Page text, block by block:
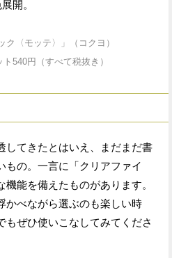
開。
〈モッテ〉」（コクヨ）
540円（すべて税抜き）
してきたとはいえ、まだまだ書
もの。一言に「クリアファイ
能を備えたものがあります。
かべながら選ぶのも楽しい時
もぜひ使いこなしてみてくださ